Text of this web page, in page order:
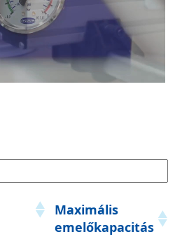
Maximális
emelőkapacitás